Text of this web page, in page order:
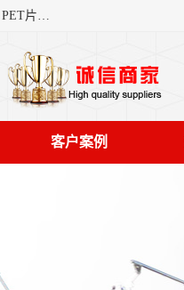
艾斯曼(张家港)技术工程设备有限公司是一家以新型建材生产设备生产制造，公司的主要经营产品有塑料中空模板机器、PET片材设备、可降解餐盒设备、树脂瓦设备、管材生产线、琉璃瓦设备等，艾斯曼机械在国内及国外享有较高盛誉拥有众多长期合作的老客户。
客户案例